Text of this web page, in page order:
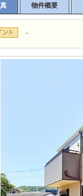
物件概要
-